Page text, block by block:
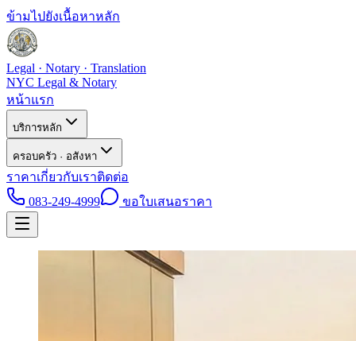
ข้ามไปยังเนื้อหาหลัก
Legal · Notary · Translation
NYC Legal & Notary
หน้าแรก
บริการหลัก
ครอบครัว · อสังหา
ราคาเกี่ยวกับเราติดต่อ
083-249-4999
ขอใบเสนอราคา